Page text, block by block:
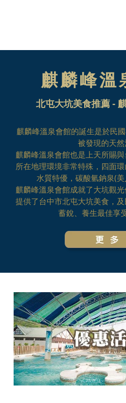
麒麟峰溫
北屯大坑美食推薦 -
麒麟峰溫泉會館的誕生是於民
被發現的天然
麒麟峰溫泉會館也是上天所賜
所在地理環境非常特殊，四面
水質特優，碳酸氫鈉泉(
麒麟峰溫泉會館成就了大坑觀
提供了台中市北屯大坑美食，
蓄銳、養生最佳享